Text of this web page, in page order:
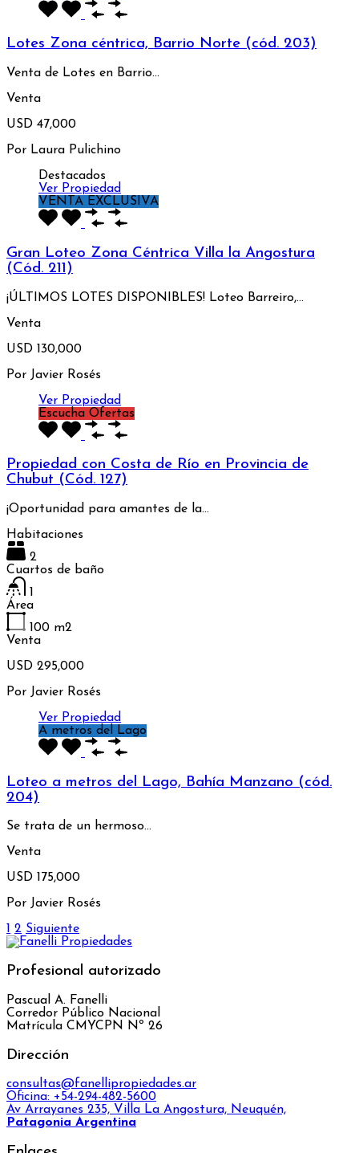
Lotes Zona céntrica, Barrio Norte (cód. 203)
Venta de Lotes en Barrio…
Venta
USD 47,000
Por Laura Pulichino
Destacados
Ver Propiedad
VENTA EXCLUSIVA
Gran Loteo Zona Céntrica Villa la Angostura
(Cód. 211)
¡ÚLTIMOS LOTES DISPONIBLES! Loteo Barreiro,…
Venta
USD 130,000
Por Javier Rosés
Ver Propiedad
Escucha Ofertas
Propiedad con Costa de Río en Provincia de
Chubut (Cód. 127)
¡Oportunidad para amantes de la…
Habitaciones
2
Cuartos de baño
1
Área
100 m2
Venta
USD 295,000
Por Javier Rosés
Ver Propiedad
A metros del Lago
Loteo a metros del Lago, Bahía Manzano (cód.
204)
Se trata de un hermoso…
Venta
USD 175,000
Por Javier Rosés
1 2 Siguiente
Profesional autorizado
Pascual A. Fanelli
Corredor Público Nacional
Matrícula CMYCPN Nº 26
Dirección
consultas@fanellipropiedades.ar
Oficina: +54-294-482-5600
Av Arrayanes 235, Villa La Angostura, Neuquén,
Patagonia Argentina